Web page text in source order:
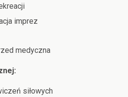
imprez
medyczna
siłowych